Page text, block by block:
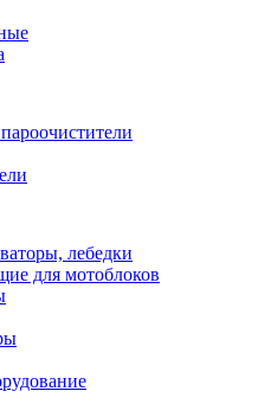
лебедки
для мотоблоков